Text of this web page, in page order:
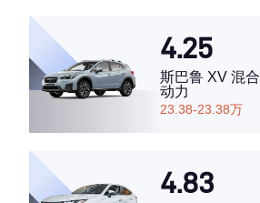
·空间表现一般，低于52%同级车
4.25
斯巴鲁 XV 混合
动力
23.38-23.38万
4.83